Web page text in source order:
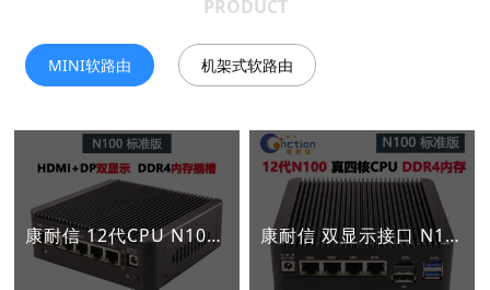
PRODUCT
MINI软路由 机架式软路由
康耐信 12代CPU N100/I3-N305 6网口2.5G I226-V软路由 康耐信 双显示接口 N100标准版 软路由整机